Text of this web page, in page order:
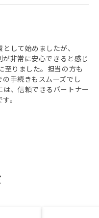
して始めましたが、
非常に安心できると感じ
至りました。担当の方も
手続きもスムーズでし
、信頼できるパートナー
。